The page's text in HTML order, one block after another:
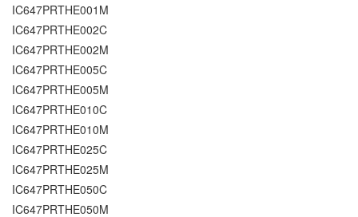
IC647PRTHE001M
IC647PRTHE002C
IC647PRTHE002M
IC647PRTHE005C
IC647PRTHE005M
IC647PRTHE010C
IC647PRTHE010M
IC647PRTHE025C
IC647PRTHE025M
IC647PRTHE050C
IC647PRTHE050M